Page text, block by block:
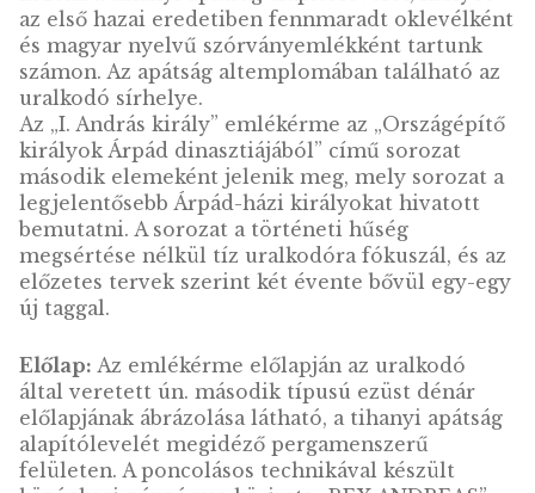
LEÍRÁS
I. András (1046-60) magyar király, aki a Szent
István halálát követő zűrzavaros időszakban
anélkül állíttatta vissza a keresztény rendet,
hogy az ország a Német-Római Birodalom
hűbéresévé vált volna. Az országépítő jelzőt
emellett azzal érdemelte ki, hogy az
dinasztikusan megosztotta fivérével, Béla
herceggel; Szent István férfiági
leszármazottjaként uralkodott az
király tiszteletét megalapozva, értékrendjét
követve; 1055-ben Tihanyban bencés
alapított, és az uralkodói szuverenitás